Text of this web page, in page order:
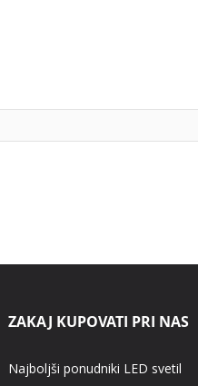
ZAKAJ KUPOVATI PRI NAS
Najboljši ponudniki LED svetil